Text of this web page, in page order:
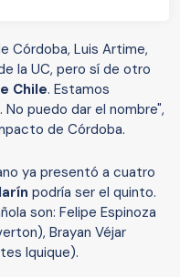
Córdoba, Luis Artime,
la UC, pero sí de otro
Chile. Estamos
puedo dar el nombre",
de Córdoba.
ya presentó a cuatro
podría ser el quinto.
son: Felipe Espinoza
Brayan Véjar
Iquique).